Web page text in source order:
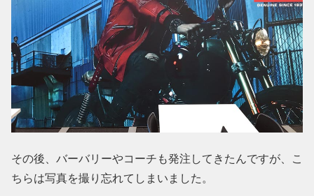
その後、バーバリーやコーチも発注してきたんですが、こ
ちらは写真を撮り忘れてしまいました。